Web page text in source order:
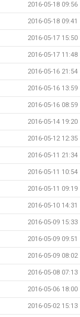
2016-05-18 09:56
2016-05-18 09:41
2016-05-17 15:50
2016-05-17 11:48
2016-05-16 21:54
2016-05-16 13:59
2016-05-16 08:59
2016-05-14 19:20
2016-05-12 12:35
2016-05-11 21:34
2016-05-11 10:54
2016-05-11 09:19
2016-05-10 14:31
2016-05-09 15:33
2016-05-09 09:51
2016-05-09 08:02
2016-05-08 07:13
2016-05-06 18:00
2016-05-02 15:13